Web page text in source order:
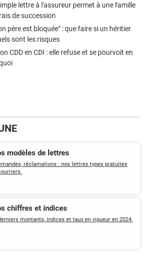
lettre à l'assureur permet à une famille
de succession
père est bloquée" : que faire si un héritier
sont les risques
CDD en CDI : elle refuse et se pourvoit en
modèles de lettres
réclamations : nos lettres types gratuites
chiffres et indices
montants, indices et taux en vigueur en 2024.